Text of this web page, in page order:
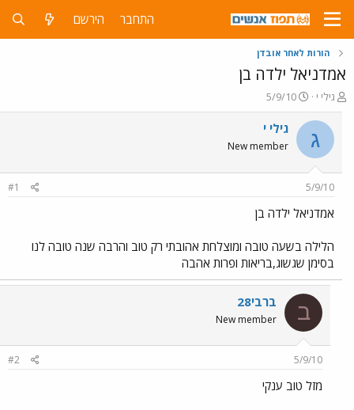
התחבר הירשם
הורות לאחר אובדן
אמדניאל ילדה בן
פ
ו
ת
ח
ה
ו
ש
א
גילי י
פ
ו
ס
ר
5/9/10
ג גילי י
New member
5/9/10
#1
אמדניאל ילדה בן
הלילה בשעה טובה ומוצלחת אהובתי רק טוב והרבה שנה טובה לנו
בסימן שגשוג,בריאות ופרות אהבה
ב ברבי28
New member
5/9/10
#2
מזל טוב ענקי